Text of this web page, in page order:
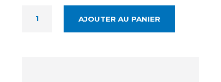
AJOUTER AU PANIER